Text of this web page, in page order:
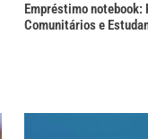
Empréstimo
Comunitários e